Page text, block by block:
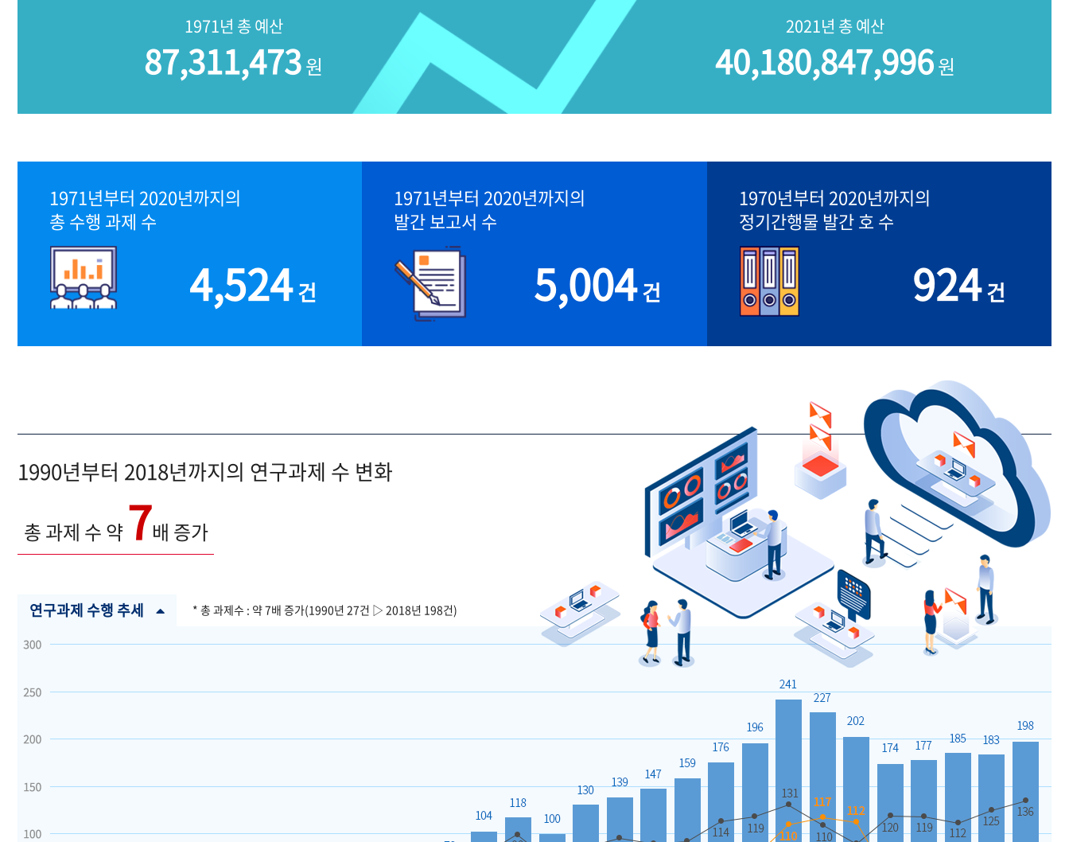
1971년 총 예산
87,311,473원
2021년 총 예산
40,180,847,996원
1971년부터 2020년까지의
총 수행 과제 수
4,524건
1971년부터 2020년까지의
발간 보고서 수
5,004건
1970년부터 2020년까지의
정기간행물 발간 호 수
924건
1990년부터 2018년까지의 연구과제 수 변화
총 과제 수 약7배 증가
연구과제 수행 추세 * 총 과제수 : 약 7배 증가(1990년 27건 ▷ 2018년 198건)